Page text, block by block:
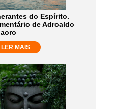
do Espírito.
de Adroaldo
LER MAIS